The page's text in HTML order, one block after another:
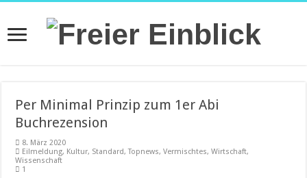
Per Minimal Prinzip zum 1er Abi
Buchrezension
8. März 2020
Eilmeldung, Kultur, Standard,Topnews,Vermischtes,Wirtschaft,
Wissenschaft
1